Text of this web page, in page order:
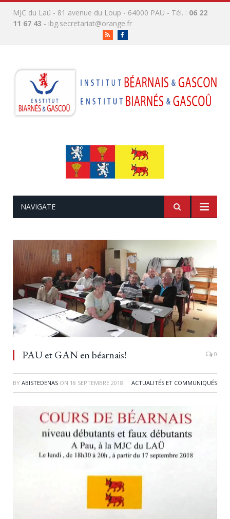
MJC du Laü - 81 avenue du Loup - 64000 PAU - Tél. : 06 22
11 67 43 - ibg.secretariat@orange.fr
RSS
NAVIGATE
PAU et GAN en béarnais! 0
BY ABISTEDENAS ON 18 SEPTEMBRE 2018 ACTUALITÉS ET COMMUNIQUÉS